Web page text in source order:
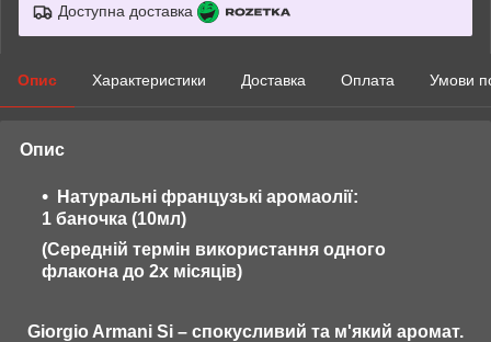
Доступна доставка
Опис Характеристики Доставка Оплата Умови
Опис
Натуральні французькі аромаолії:
1 баночка (10мл)
(Середній термін використання одного
флакона до 2х місяців)
Giorgio Armani Si – спокусливий та м'який аромат.